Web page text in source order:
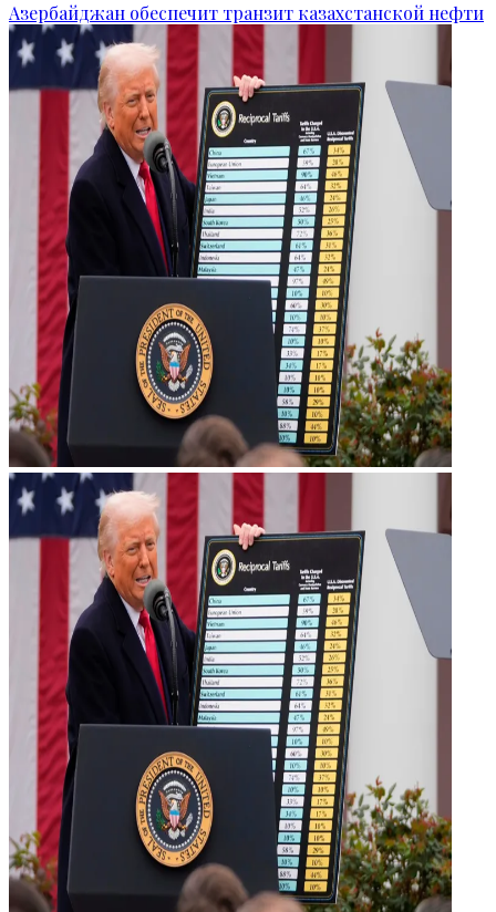
Азербайджан обеспечит транзит казахстанской нефти